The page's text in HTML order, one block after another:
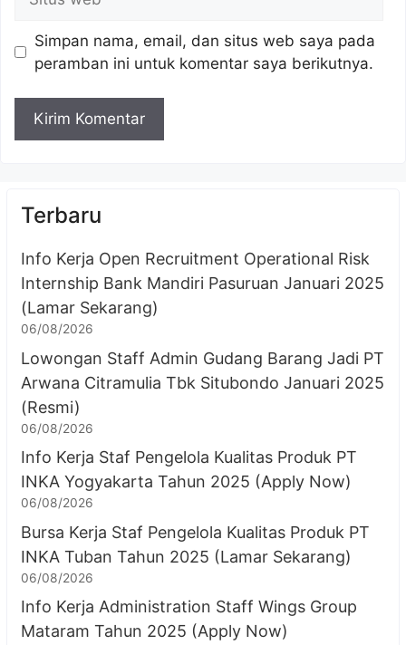
web
Simpan nama, email, dan situs web saya pada
peramban ini untuk komentar saya berikutnya.
Terbaru
Info Kerja Open Recruitment Operational Risk
Internship Bank Mandiri Pasuruan Januari 2025
(Lamar Sekarang)
06/08/2026
Lowongan Staff Admin Gudang Barang Jadi PT
Arwana Citramulia Tbk Situbondo Januari 2025
(Resmi)
06/08/2026
Info Kerja Staf Pengelola Kualitas Produk PT
INKA Yogyakarta Tahun 2025 (Apply Now)
06/08/2026
Bursa Kerja Staf Pengelola Kualitas Produk PT
INKA Tuban Tahun 2025 (Lamar Sekarang)
06/08/2026
Info Kerja Administration Staff Wings Group
Mataram Tahun 2025 (Apply Now)